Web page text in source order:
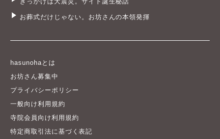
お葬式だけじゃない。お坊さんの本領発揮
hasunohaとは
お坊さん募集中
プライバシーポリシー
一般向け利用規約
寺院会員向け利用規約
特定商取引法に基づく表記